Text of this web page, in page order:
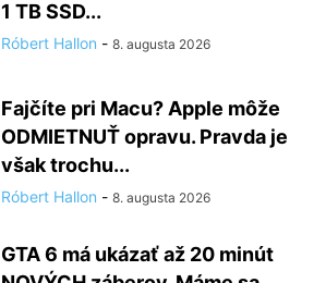
1 TB SSD...
Róbert Hallon - 8. augusta 2026
Fajčíte pri Macu? Apple môže
ODMIETNUŤ opravu. Pravda je
však trochu...
Róbert Hallon - 8. augusta 2026
GTA 6 má ukázať až 20 minút